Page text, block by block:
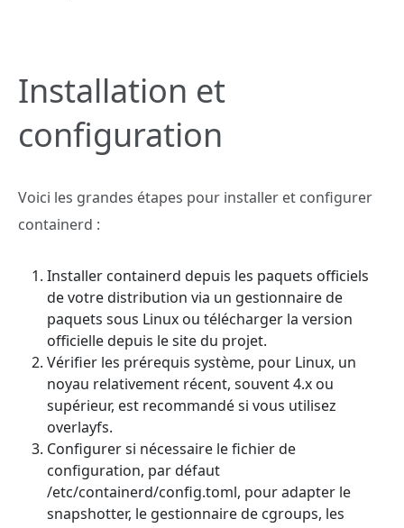
Installation et
configuration
Voici les grandes étapes pour installer et configurer
containerd :
Installer containerd depuis les paquets officiels
de votre distribution via un gestionnaire de
paquets sous Linux ou télécharger la version
officielle depuis le site du projet.
Vérifier les prérequis système, pour Linux, un
noyau relativement récent, souvent 4.x ou
supérieur, est recommandé si vous utilisez
overlayfs.
Configurer si nécessaire le fichier de
configuration, par défaut
/etc/containerd/config.toml, pour adapter le
snapshotter, le gestionnaire de cgroups, les